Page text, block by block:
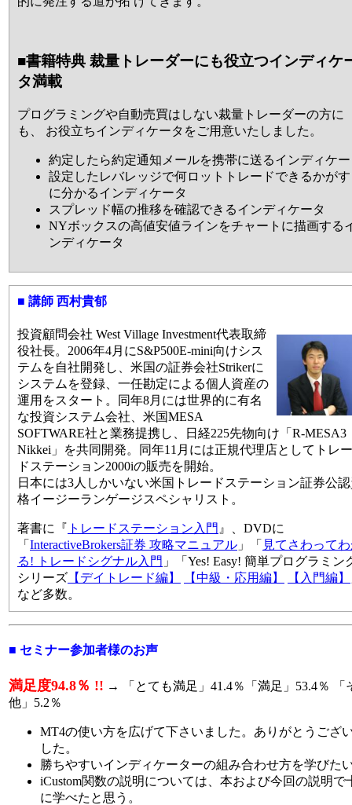
■書籍特典 裁量トレーダーにも役立つインディケ
タ満載
プログラミングや自動売買はしない裁量トレーダーの方に
も、 お役立ちインディケータをご用意いたしました。
約定したら約定通知メールを携帯に送るインディケ
設定したレバレッジで何ロットトレードできるかが
に分かるインディケータ
スプレッド幅の推移を確認できるインディケータ
NYボックスの高値安値ラインをチャートに描画する
ンディケータ
■ 講師 西村貴郁
投資顧問会社 West Village Investment代表取締
役社長。2006年4月にS&P500E-mini向けシス
テムを自社開発し、米国の証券会社Strikerに
システムを登録、一任勘定による個人資産の
運用をスタート。同年8月には世界的に有名
な投資システム会社、米国MESA
SOFTWARE社と業務提携し、日経225先物向け「R-MESA3
Nikkei」を共同開発。同年11月には正規代理店としてトレー
ドステーション2000iの販売を開始。
日本には3人しかいない米国トレードステーション証券公
格イージーランゲージスペシャリスト。
著書に『 トレードステーション入門 』、DVDに
「 InteractiveBrokers証券 攻略マニュアル 」「 見てさわって
る! トレードシグナル入門 」「Yes! Easy! 簡単プログラミン
シリーズ 【デイトレード編】 【中級・応用編】 【入門編】
など多数。
■ セミナー参加者様のお声
満足度94.8％ !! → 「とても満足」41.4％「満足」53.4％ 「
他」5.2％
MT4の使い方を広げて下さいました。ありがとうござ
した。
勝ちやすいインディケーターの組み合わせ方を学びた
iCustom関数の説明については、本および今回の説明で
に学べたと思う。